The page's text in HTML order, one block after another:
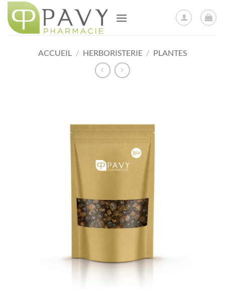
au
contenu
ACCUEIL / HERBORISTERIE / PLANTES